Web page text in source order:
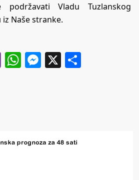
Vladu Tuzlanskog
Naše stranke.
ViberWhatsApp
Messenger
X